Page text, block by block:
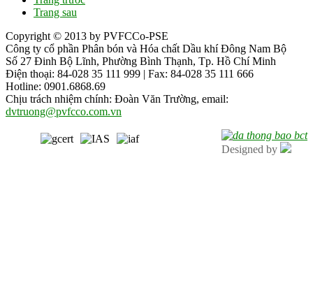
Trang sau
Copyright © 2013 by PVFCCo-PSE
Công ty cổ phần Phân bón và Hóa chất Dầu khí Đông Nam Bộ
Số 27 Đinh Bộ Lĩnh, Phường Bình Thạnh, Tp. Hồ Chí Minh
Điện thoại: 84-028 35 111 999 | Fax: 84-028 35 111 666
Hotline: 0901.6868.69
Chịu trách nhiệm chính: Đoàn Văn Trường, email:
dvtruong@pvfcco.com.vn
Designed by